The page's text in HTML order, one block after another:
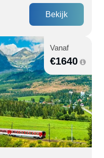
Bekijk
Vanaf
€1640